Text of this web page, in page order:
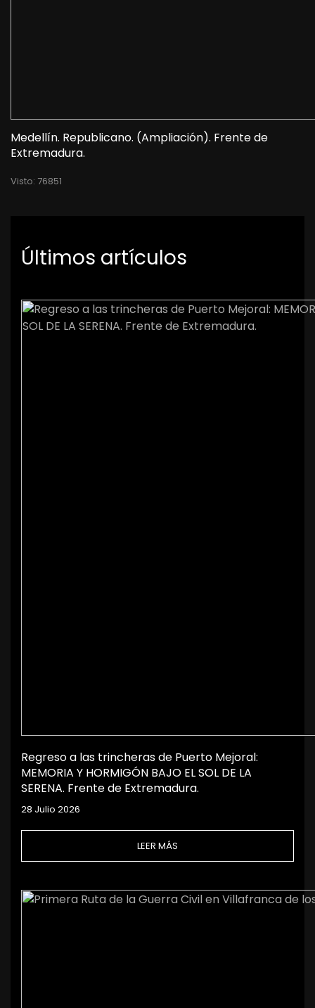
Medellín. Republicano. (Ampliación). Frente de
Extremadura.
Visto: 76851
Últimos artículos
Regreso a las trincheras de Puerto Mejoral:
MEMORIA Y HORMIGÓN BAJO EL SOL DE LA
SERENA. Frente de Extremadura.
28 Julio 2026
LEER MÁS